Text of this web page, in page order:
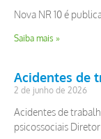
Nova NR 10 é
Saiba mais »
Acidentes de
2 de junho de 2026
Acidentes de
psicossociais